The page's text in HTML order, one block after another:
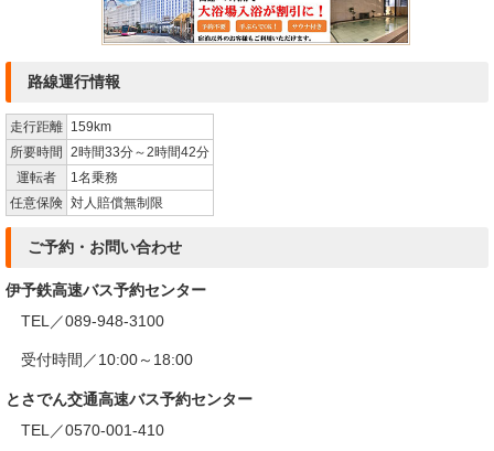
路線運行情報
走行距離 159km
所要時間 2時間33分～2時間42分
運転者
1名乗務
任意保険 対人賠償無制限
ご予約・お問い合わせ
伊予鉄高速バス予約センター
TEL／089-948-3100
受付時間／10:00～18:00
とさでん交通高速バス予約センター
TEL／0570-001-410